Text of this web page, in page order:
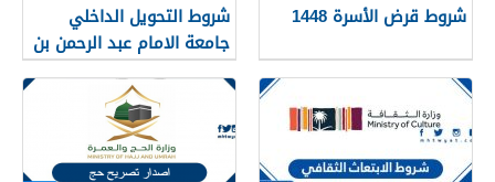
شروط قرض الأسرة 1448
شروط التحويل الداخلي
جامعة الامام عبد الرحمن بن
فيصل 1448